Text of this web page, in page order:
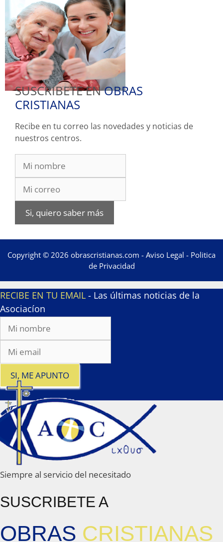
SUSCRIBETE ENOBRAS
CRISTIANAS
Recibe en tu correo las novedades y noticias de
nuestros centros.
Si, quiero saber más
Copyright © 2026 obrascristianas.com - Aviso Legal - Politica
de Privacidad
RECIBE EN TU EMAIL - Las últimas noticias de la
Asociacíon
SI, ME APUNTO
Siempre al servicio del necesitado
SUSCRIBETE A
OBRAS CRISTIANAS